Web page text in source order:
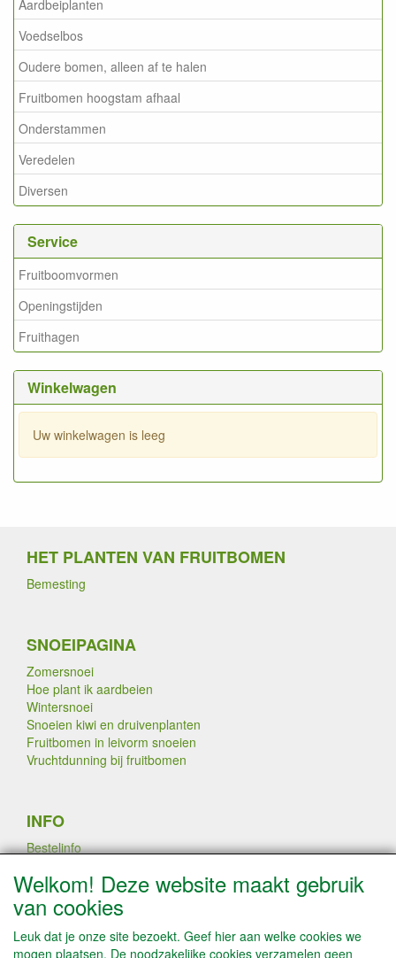
Aardbeiplanten
Voedselbos
Oudere bomen, alleen af te halen
Fruitbomen hoogstam afhaal
Onderstammen
Veredelen
Diversen
Service
Fruitboomvormen
Openingstijden
Fruithagen
Winkelwagen
Uw winkelwagen is leeg
HET PLANTEN VAN FRUITBOMEN
Bemesting
SNOEIPAGINA
Zomersnoei
Hoe plant ik aardbeien
Wintersnoei
Snoeien kiwi en druivenplanten
Fruitbomen in leivorm snoeien
Vruchtdunning bij fruitbomen
INFO
Bestelinfo
Betaalmogelijkheden
Contact / Disclaimer
Algemene leveringsvoorwaarden & Privacyverklaring
Welkom! Deze website maakt gebruik
van cookies
Leuk dat je onze site bezoekt. Geef hier aan welke cookies we
mogen plaatsen. De noodzakelijke cookies verzamelen geen